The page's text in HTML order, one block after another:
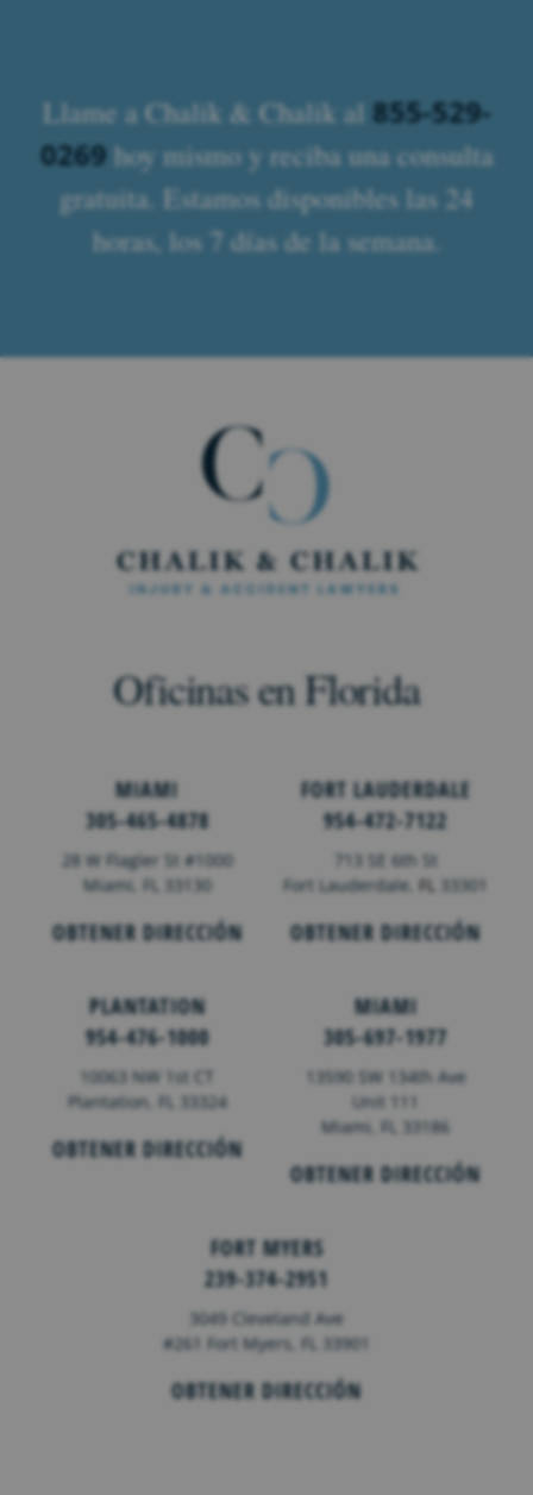
Llame a Chalik & Chalik al 855-529-
0269hoy mismo y reciba una consulta
gratuita. Estamos disponibles las 24
horas, los 7 días de la semana.
Oficinas en Florida
MIAMI
305-465-4878
28 W Flagler St #1000
Miami, FL 33130
OBTENER DIRECCIÓN
FORT LAUDERDALE
954-472-7122
713 SE 6th St
Fort Lauderdale,FL 33301
OBTENER DIRECCIÓN
PLANTATION
954-476-1000
10063 NW 1st CT
Plantation, FL 33324
OBTENER DIRECCIÓN
MIAMI
305-697-1977
13590 SW 134th Ave
Unit 111
Miami, FL 33186
OBTENER DIRECCIÓN
FORT MYERS
239-374-2951
3049 Cleveland Ave
#261 Fort Myers, FL 33901
OBTENER DIRECCIÓN